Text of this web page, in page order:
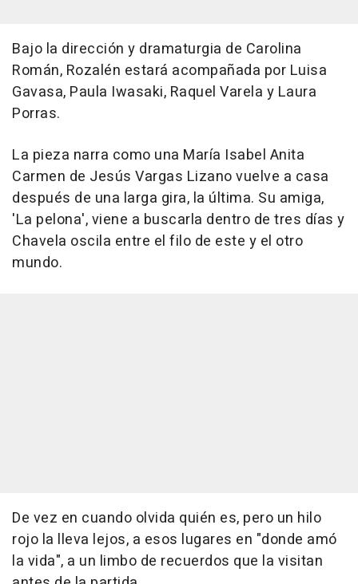
Bajo la dirección y dramaturgia de Carolina
Román, Rozalén estará acompañada por Luisa
Gavasa, Paula Iwasaki, Raquel Varela y Laura
Porras.
La pieza narra como una María Isabel Anita
Carmen de Jesús Vargas Lizano vuelve a casa
después de una larga gira, la última. Su amiga,
'La pelona', viene a buscarla dentro de tres días y
Chavela oscila entre el filo de este y el otro
mundo.
De vez en cuando olvida quién es, pero un hilo
rojo la lleva lejos, a esos lugares en "donde amó
la vida", a un limbo de recuerdos que la visitan